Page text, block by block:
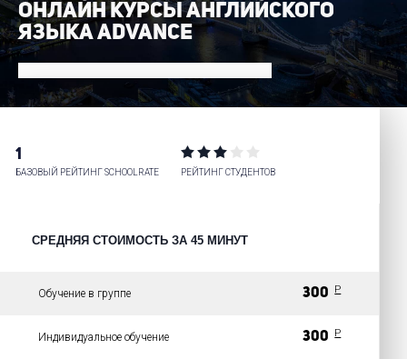
ОНЛАЙН КУРСЫ АНГЛИЙСКОГО
ЯЗЫКА ADVANCE
1
БАЗОВЫЙ РЕЙТИНГ SCHOOLRATE РЕЙТИНГ СТУДЕНТОВ
СРЕДНЯЯ СТОИМОСТЬ ЗА 45 МИНУТ
Обучение в группе 300 P
Индивидуальное обучение 300 P